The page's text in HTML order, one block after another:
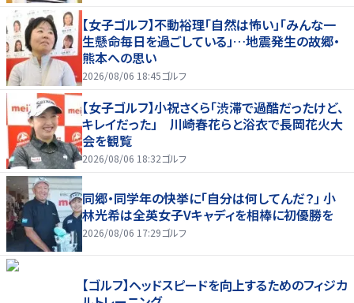
【女子ゴルフ】不動裕理「自然は怖い」「みんな一
生懸命毎日を過ごしている」…地震発生の故郷・
熊本への思い
2026/08/06 18:45ゴルフ
【女子ゴルフ】小祝さくら「渋滞で過酷だったけど、
キレイだった」 川崎春花らと浴衣で長岡花火大
会を観覧
2026/08/06 18:32ゴルフ
同郷・同学年の快挙に「自分は何してんだ？」 小
林光希は全英女子Vキャディを相棒に初優勝を
2026/08/06 17:29ゴルフ
【ゴルフ】ヘッドスピードを向上するためのフィジカ